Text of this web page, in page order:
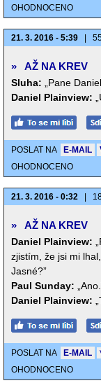
OHODNOCENO
21. 3. 2016 - 5:39
» AŽ NA KREV
Sluha:
„Pane
Daniel Plainview:
POSLAT NA E-MAIL
OHODNOCENO
21. 3. 2016 - 0:32
» AŽ NA KREV
Daniel Plainview:
zjistím, že jsi mi
Jasné?”
Paul Sunday:
Daniel Plainview:
POSLAT NA E-MAIL
OHODNOCENO